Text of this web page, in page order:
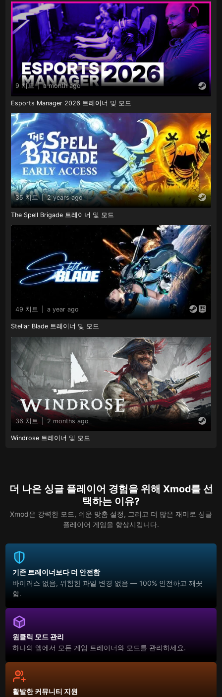
9 치트 | a month ago
Esports Manager 2026 트레이너 및 모드
35 치트 | 2 years ago
The Spell Brigade 트레이너 및 모드
49 치트 a year ago
Stellar Blade 트레이너 및 모드
36 치트 2 months ago
Windrose 트레이너 및 모드
더 나은 싱글 플레이어 경험을 위해 Xmod를 선
택하는 이유?
Xmod은 강력한 모드, 쉬운 맞춤 설정, 그리고 더 많은 재미로 싱글
플레이어 게임을 향상시킵니다.
기존 트레이너보다 더 안전함
바이러스 없음, 위험한 파일 변경 없음 — 100% 안전하고 깨끗
함.
원클릭 모드 관리
하나의 앱에서 모든 게임 트레이너와 모드를 관리하세요.
활발한 커뮤니티 지원